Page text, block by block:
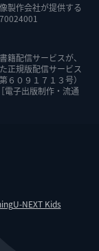
製作会社が提供する
籍配信サービスが、
正規版配信サービス
６０９１７１３号）
電子出版制作・流通
U-NEXT Kids